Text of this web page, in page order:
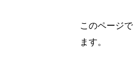
このページ
ます。